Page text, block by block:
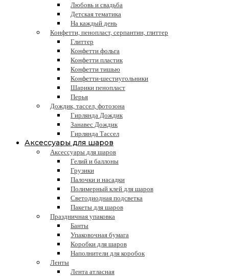
Любовь и свадьба
Детская тематика
На каждый день
Конфетти, пенопласт, серпантин, глиттер
Глиттер
Конфетти фольга
Конфетти пластик
Конфетти тишью
Конфетти-шестиугольники
Шарики пенопласт
Перья
Дождик, тассел, фотозона
Гирлянда Дождик
Занавес Дождик
Гирлянда Тассел
Аксессуары для шаров
Аксессуары для шаров
Гелий и баллоны
Грузики
Палочки и насадки
Полимерный клей для шаров
Светодиодная подсветка
Пакеты для шаров
Праздничная упаковка
Банты
Упаковочная бумага
Коробки для шаров
Наполнители для коробок
Ленты
Лента атласная